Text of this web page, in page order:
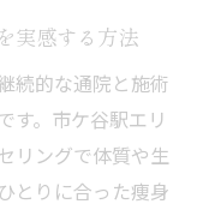
実感する方法
続的な通院と施術
す。市ケ谷駅エリ
リングで体質や生
とりに合った痩身